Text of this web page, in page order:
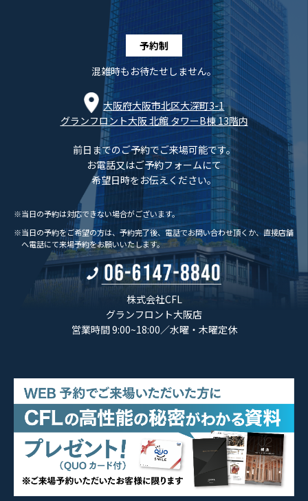
予約制
混雑時もお待たせしません。
大阪府大阪市北区大深町3-1
グランフロント大阪 北館 タワーB棟 13階内
前日までのご予約でご来場可能です。
お電話又はご予約フォームにて
希望日時をお伝えください。
※当日の予約は対応できない場合がございます。
※当日の予約をご希望の方は、予約完了後、電話でお問い合わせ頂くか、直接店舗
へ電話にて来場予約をお願いいたします。
株式会社CFL
グランフロント大阪店
営業時間 9:00~18:00／水曜・木曜定休